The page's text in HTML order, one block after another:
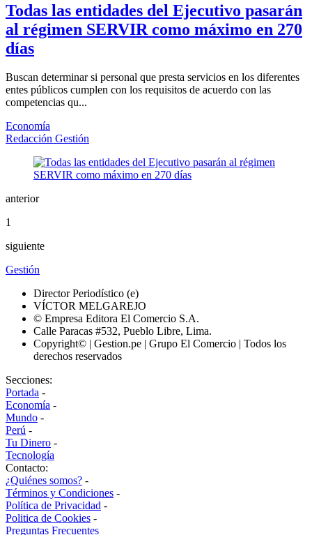
Todas las entidades del Ejecutivo pasarán
al régimen SERVIR como máximo en 270
días
Buscan determinar si personal que presta servicios en los diferentes
entes públicos cumplen con los requisitos de acuerdo con las
competencias qu...
Economía
Redacción Gestión
anterior
1
siguiente
Gestión
Director Periodístico (e)
VÍCTOR MELGAREJO
© Empresa Editora El Comercio S.A.
Calle Paracas #532, Pueblo Libre, Lima.
Copyright© | Gestion.pe | Grupo El Comercio | Todos los
derechos reservados
Secciones:
Portada -
Economía -
Mundo -
Perú -
Tu Dinero -
Tecnología
Contacto:
¿Quiénes somos? -
Términos y Condiciones -
Política de Privacidad -
Politica de Cookies -
Preguntas Frecuentes